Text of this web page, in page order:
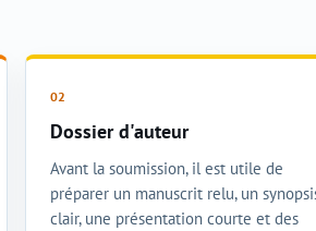
Dossier d'auteur
Avant la soumission, il est utile de
préparer un manuscrit relu, un
clair, une présentation courte et des